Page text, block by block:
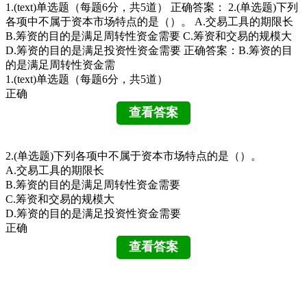
1.(text)单选题（每题6分，共5道） 正确答案： 2.(单选题)下列
各项中不属于资本市场特点的是（）。 A.交易工具的期限长
B.筹资的目的是满足周转性资金需要 C.筹资和交易的规模大
D.筹资的目的是满足投资性资金需要 正确答案：B.筹资的目
的是满足周转性资金需
1.(text)单选题（每题6分，共5道）
正确
2.(单选题)下列各项中不属于资本市场特点的是（）。
A.交易工具的期限长
B.筹资的目的是满足周转性资金需要
C.筹资和交易的规模大
D.筹资的目的是满足投资性资金需要
正确